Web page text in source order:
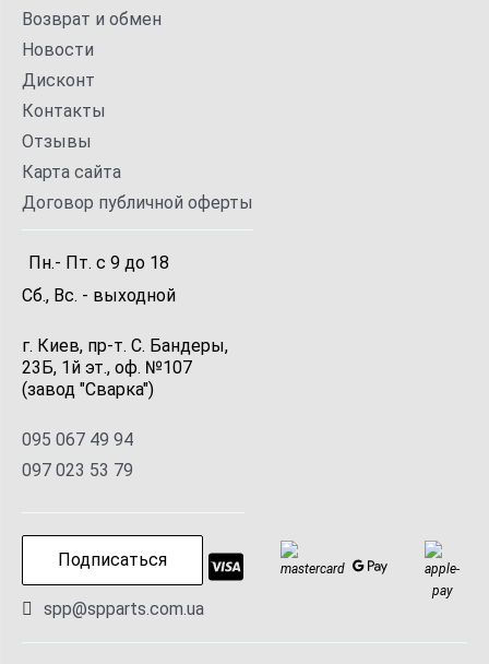
Возврат и обмен
Новости
Дисконт
Контакты
Отзывы
Карта сайта
Договор публичной оферты
Пн.- Пт. с 9 до 18
Сб., Вс. - выходной
г. Киев, пр-т. С. Бандеры,
23Б, 1й эт., оф. №107
(завод "Сварка")
095 067 49 94
097 023 53 79
Подписаться
spp@spparts.com.ua